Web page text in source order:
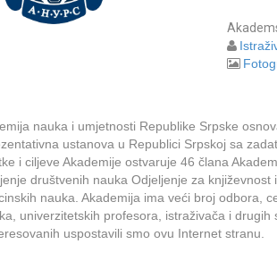
nauka i umjetnosti Republike Srpske
ustanova u Republici Srpskoj sa
i ciljeve Akademije ostvaruje 46 člana
društvenih nauka Odjeljenje za
nauka. Akademija ima veći broj odbora,
univerzitetskih profesora, istraživača i
uspostavili smo ovu Internet stranu.